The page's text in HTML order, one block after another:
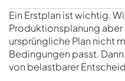
Ein Erstplan ist wichtig.
Produktionsplanung
ursprüngliche Plan nicht
Bedingungen passt.
von belastbarer